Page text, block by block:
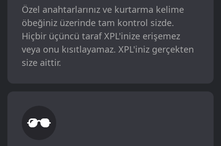
Özel anahtarlarınız ve kurtarma kelime
öbeğiniz üzerinde tam kontrol sizde.
Hiçbir üçüncü taraf XPL'inize erişemez
veya onu kısıtlayamaz. XPL'iniz gerçekten
size aittir.